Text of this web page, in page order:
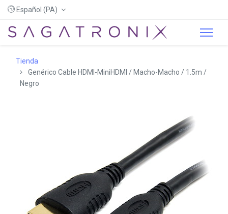
Español (PA)
Tienda
Genérico Cable HDMI-MiniHDMI / Macho-Macho / 1.5m /
Negro